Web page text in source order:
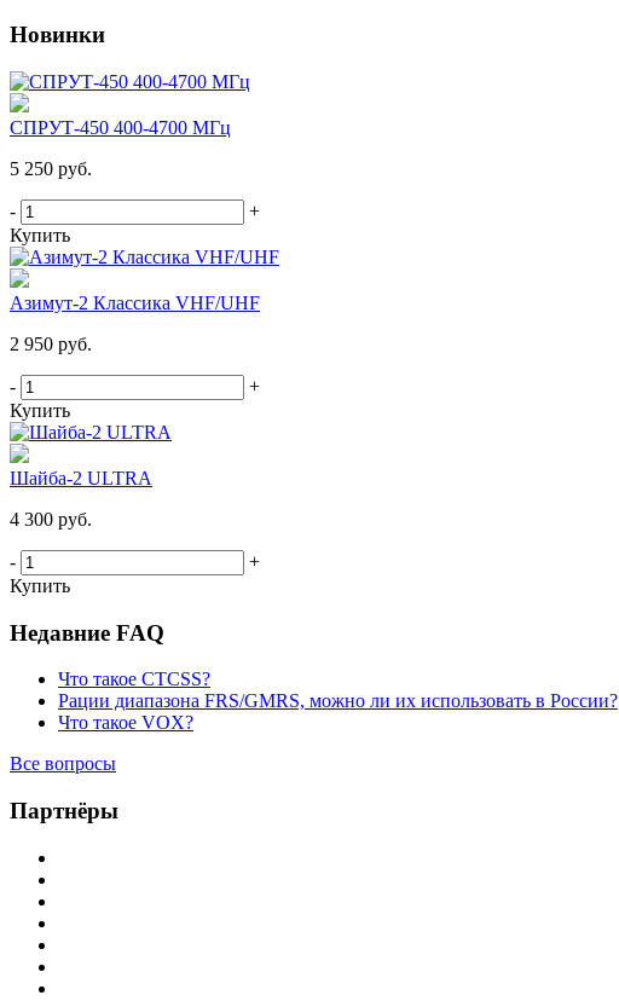
Новинки
СПРУТ-450 400-4700 МГц
5 250 руб.
-
+
Купить
Азимут-2 Классика VHF/UHF
2 950 руб.
-
+
Купить
Шайба-2 ULTRA
4 300 руб.
-
+
Купить
Недавние FAQ
Что такое CTCSS?
Рации диапазона FRS/GMRS, можно ли их использовать в России?
Что такое VOX?
Все вопросы
Партнёры